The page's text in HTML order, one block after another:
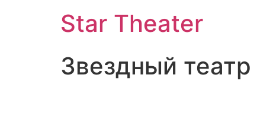
Star Theater
Звездный театр